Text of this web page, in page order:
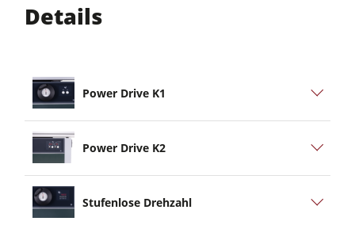
Details
Power Drive K1
Power Drive K2
Stufenlose Drehzahl